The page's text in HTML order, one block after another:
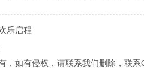
乐启程
，如有侵权，请联系我们删除，联系